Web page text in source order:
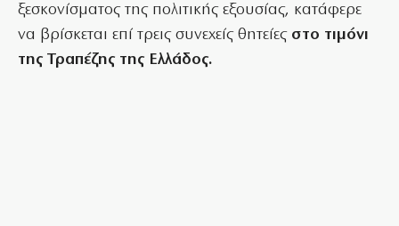
ξεσκονίσματος της πολιτικής εξουσίας, κατάφερε
να βρίσκεται επί τρεις συνεχείς θητείες στο τιμόνι
της Τραπέζης της Ελλάδος.